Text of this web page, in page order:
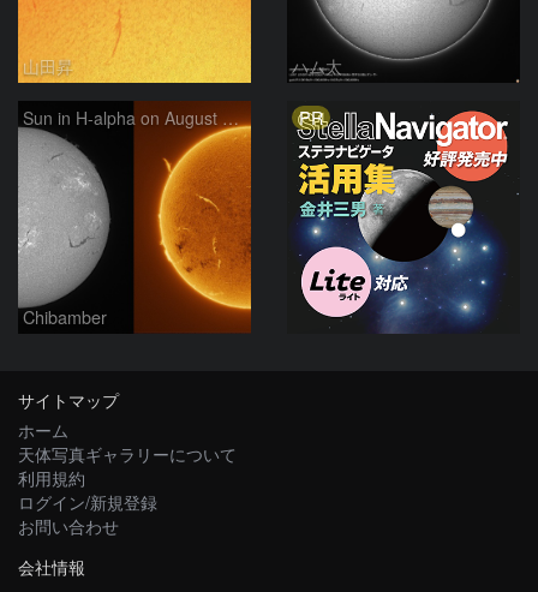
山田昇 ハム太
Sun in H-alpha on August 7, 2026
Chibamber
PR
サイトマップ
ホーム
天体写真ギャラリーについて
利用規約
ログイン/新規登録
お問い合わせ
会社情報